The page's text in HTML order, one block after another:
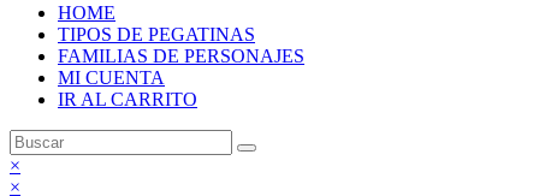
HOME
TIPOS DE PEGATINAS
FAMILIAS DE PERSONAJES
MI CUENTA
IR AL CARRITO
×
×